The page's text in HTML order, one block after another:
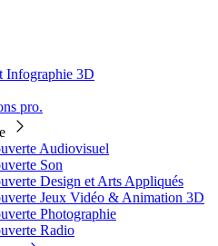
Infographie 3D
pro.
Audiovisuel
Son
Design et Arts Appliqués
Jeux Vidéo & Animation 3D
Photographie
Radio